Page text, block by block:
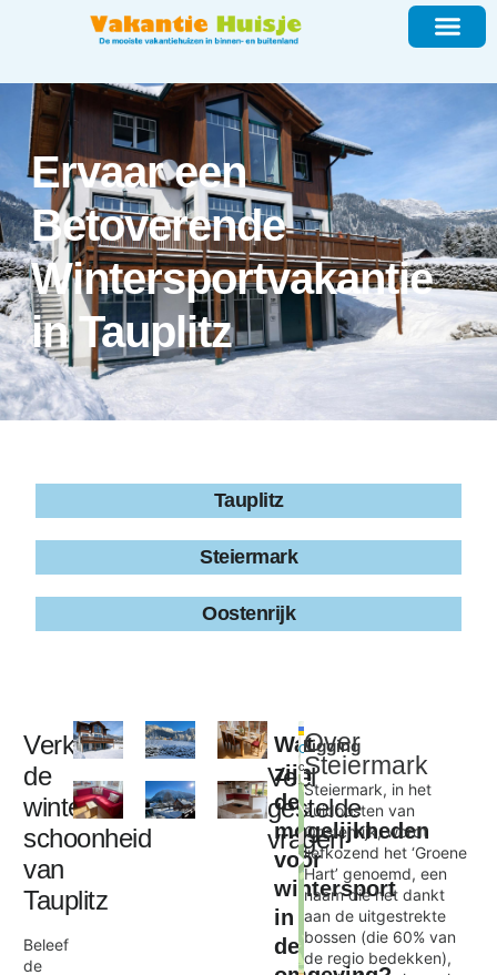
Ervaar een
Betoverende
Wintersportvakantie
in Tauplitz
Tauplitz
Steiermark
Oostenrijk
Verken
de
winterse
schoonheid
van
Tauplitz
Beleef
de
Veel
gestelde
vragen
Wat
zijn
de
mogelijkheden
voor
wintersport
in
de
Ligging
Landhaus Alpenblick Tauplitz
×
+
−
Leaflet
OpenStreetMap
contributors
Over
Steiermark
Steiermark, in het
zuidoosten van
Oostenrijk, wordt
liefkozend het ‘Groene
Hart’ genoemd, een
naam die het dankt
aan de uitgestrekte
bossen (die 60% van
de regio bedekken),